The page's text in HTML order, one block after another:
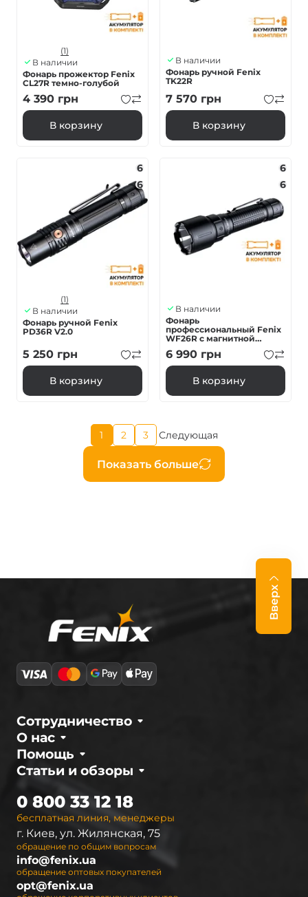
(1)
В наличии
Фонарь прожектор Fenix
CL27R темно-голубой
4 390 грн
В корзину
В наличии
Фонарь ручной Fenix
TK22R
7 570 грн
В корзину
6
6
(1)
В наличии
Фонарь ручной Fenix
PD36R V2.0
5 250 грн
В корзину
6
6
В наличии
Фонарь
профессиональный Fenix
WF26R с магнитной
зарядкой
6 990 грн
В корзину
Нумерация
страниц
Показать больше
Текущая
страница
1
Страница
2
Страница
3
Следующая
страница
Следующая
Вверх
О нас
Сотрудничество
Статьи и обзоры
Помощь
бесплатная линия, менеджеры
0 800 33 12 18
г. Киев, ул. Жилянская, 75
обращение по общим вопросам
info@fenix.ua
обращение оптовых покупателей
opt@fenix.ua